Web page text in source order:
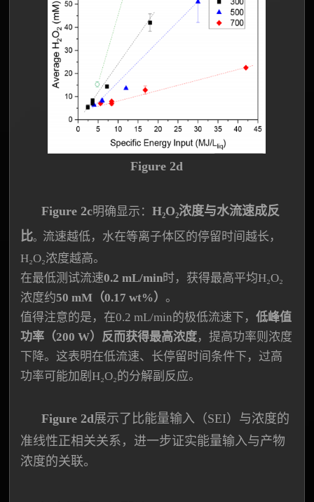
Figure 2d
Figure 2c明确显示：H₂O₂浓度与水流速成反
比。 流速越低，水在等离子体区的停留时间越长，
H₂O₂浓度越高。
在最低测试流速0.2 mL/min时，获得最高平均H₂O₂
浓度约50 mM（0.17 wt%）。
值得注意的是，在0.2 mL/min的极低流速下，低峰值
功率（200 W）反而获得最高浓度，提高功率则浓度
下降。这表明在低流速、长停留时间条件下，过高
功率可能加剧H₂O₂的分解副反应。
Figure 2d展示了比能量输入（SEI）与浓度的
准线性正相关关系，进一步证实能量输入与产物
浓度的关联。